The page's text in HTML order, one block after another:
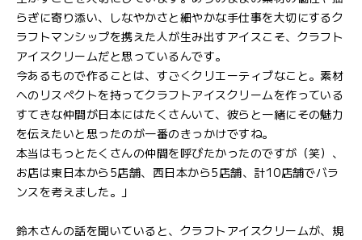
らぎに寄り添い、しなやかさと細やかな手仕事を大切にするク
ラフトマンシップを携えた人が生み出すアイスこそ、クラフト
アイスクリームだと思っているんです。
今あるもので作ることは、すごくクリエーティブなこと。素材
へのリスペクトを持ってクラフトアイスクリームを作っている
すてきな仲間が日本にはたくさんいて、彼らと一緒にその魅力
を伝えたいと思ったのが一番のきっかけですね。
本当はもっとたくさんの仲間を呼びたかったのですが（笑）、
お店は東日本から5店舗、西日本から5店舗、計10店舗でバラ
ンスを考えました。」
鈴木さんの話を聞いていると、クラフトアイスクリームが、規